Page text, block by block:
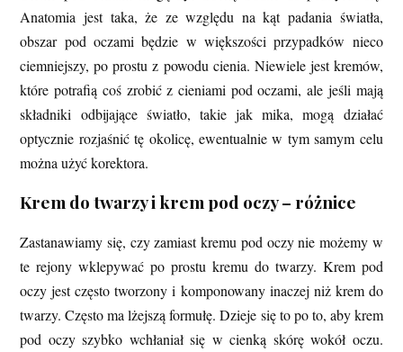
Anatomia jest taka, że ze względu na kąt padania światła,
obszar pod oczami będzie w większości przypadków nieco
ciemniejszy, po prostu z powodu cienia. Niewiele jest kremów,
które potrafią coś zrobić z cieniami pod oczami, ale jeśli mają
składniki odbijające światło, takie jak mika, mogą działać
optycznie rozjaśnić tę okolicę, ewentualnie w tym samym celu
można użyć korektora.
Krem do twarzy i krem pod oczy – różnice
Zastanawiamy się, czy zamiast kremu pod oczy nie możemy w
te rejony wklepywać po prostu kremu do twarzy. Krem pod
oczy jest często tworzony i komponowany inaczej niż krem do
twarzy. Często ma lżejszą formułę. Dzieje się to po to, aby krem
pod oczy szybko wchłaniał się w cienką skórę wokół oczu.